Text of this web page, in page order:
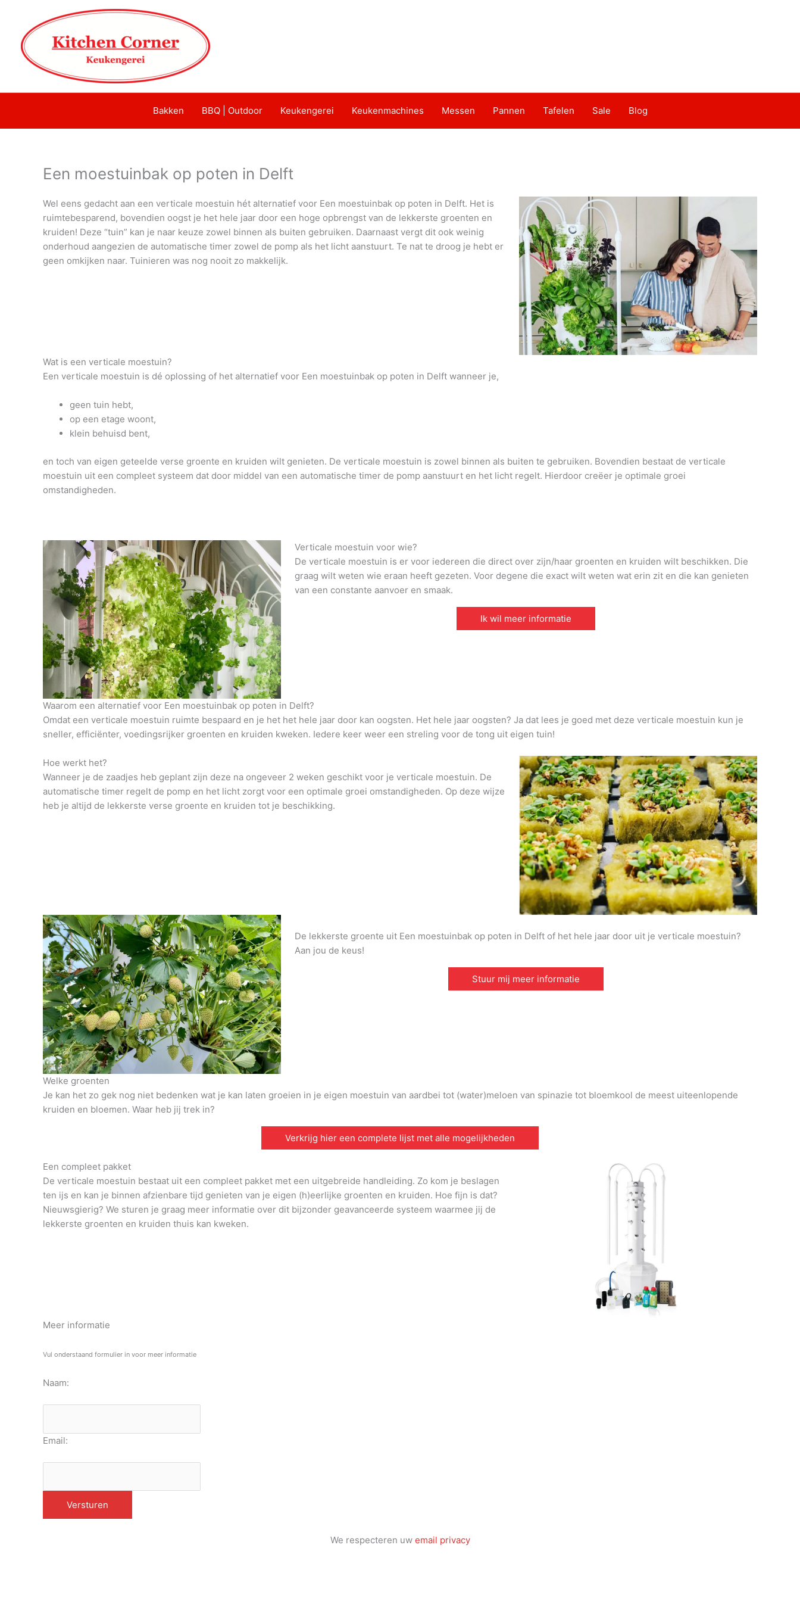
Bakken BBQ | Outdoor Keukengerei Keukenmachines Messen Pannen Tafelen Sale Blog
Een moestuinbak op poten in Delft
Wel eens gedacht aan een verticale moestuin hét alternatief voor Een moestuinbak op poten in Delft. Het is
ruimtebesparend, bovendien oogst je het hele jaar door een hoge opbrengst van de lekkerste groenten en
kruiden! Deze “tuin” kan je naar keuze zowel binnen als buiten gebruiken. Daarnaast vergt dit ook weinig
onderhoud aangezien de automatische timer zowel de pomp als het licht aanstuurt. Te nat te droog je hebt er
geen omkijken naar. Tuinieren was nog nooit zo makkelijk.
Wat is een verticale moestuin?
Een verticale moestuin is dé oplossing of het alternatief voor Een moestuinbak op poten in Delft wanneer je,
geen tuin hebt,
op een etage woont,
klein behuisd bent,
en toch van eigen geteelde verse groente en kruiden wilt genieten. De verticale moestuin is zowel binnen als buiten te gebruiken. Bovendien bestaat de verticale
moestuin uit een compleet systeem dat door middel van een automatische timer de pomp aanstuurt en het licht regelt. Hierdoor creëer je optimale groei
omstandigheden.
Verticale moestuin voor wie?
De verticale moestuin is er voor iedereen die direct over zijn/haar groenten en kruiden wilt beschikken. Die
graag wilt weten wie eraan heeft gezeten. Voor degene die exact wilt weten wat erin zit en die kan genieten
van een constante aanvoer en smaak.
Ik wil meer informatie
Waarom een alternatief voor Een moestuinbak op poten in Delft?
Omdat een verticale moestuin ruimte bespaard en je het het hele jaar door kan oogsten. Het hele jaar oogsten? Ja dat lees je goed met deze verticale moestuin kun je
sneller, efficiënter, voedingsrijker groenten en kruiden kweken. Iedere keer weer een streling voor de tong uit eigen tuin!
Hoe werkt het?
Wanneer je de zaadjes heb geplant zijn deze na ongeveer 2 weken geschikt voor je verticale moestuin. De
automatische timer regelt de pomp en het licht zorgt voor een optimale groei omstandigheden. Op deze wijze
heb je altijd de lekkerste verse groente en kruiden tot je beschikking.
De lekkerste groente uit Een moestuinbak op poten in Delft of het hele jaar door uit je verticale moestuin?
Aan jou de keus!
Stuur mij meer informatie
Welke groenten
Je kan het zo gek nog niet bedenken wat je kan laten groeien in je eigen moestuin van aardbei tot (water)meloen van spinazie tot bloemkool de meest uiteenlopende
kruiden en bloemen. Waar heb jij trek in?
Verkrijg hier een complete lijst met alle mogelijkheden
Een compleet pakket
De verticale moestuin bestaat uit een compleet pakket met een uitgebreide handleiding. Zo kom je beslagen
ten ijs en kan je binnen afzienbare tijd genieten van je eigen (h)eerlijke groenten en kruiden. Hoe fijn is dat?
Nieuwsgierig? We sturen je graag meer informatie over dit bijzonder geavanceerde systeem waarmee jij de
lekkerste groenten en kruiden thuis kan kweken.
Meer informatie
Vul onderstaand formulier in voor meer informatie
Naam:
Email:
We respecteren uw email privacy